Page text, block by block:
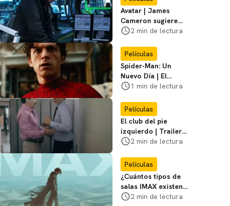
film
Avatar | James
Cameron sugiere
que está listo para
2 min de lectura
Películas
Spider-Man: Un
Nuevo Día | El
director dice que el
Chan no participó
1 min de lectura
Películas
El club del pie
izquierdo | Trailer
del remake de
Adrián Uribe y
María León
2 min de lectura
Películas
¿Cuántos tipos de
salas IMAX existen?
Te contamos las
2 min de lectura